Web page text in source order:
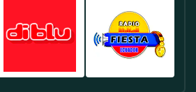
Actuales
En
Música
Quito.
Ecuador
-
Programas
Quito
Ecuador
-
Emisora
Con